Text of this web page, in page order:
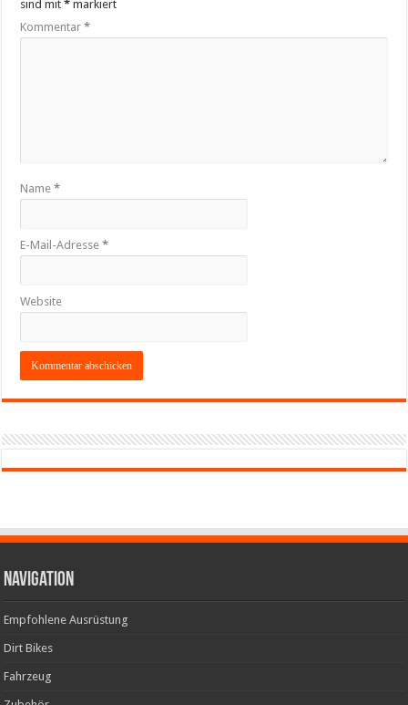
sind mit* markiert
Kommentar*
Name*
E-Mail-Adresse*
Website
Navigation
Empfohlene Ausrüstung
Dirt Bikes
Fahrzeug